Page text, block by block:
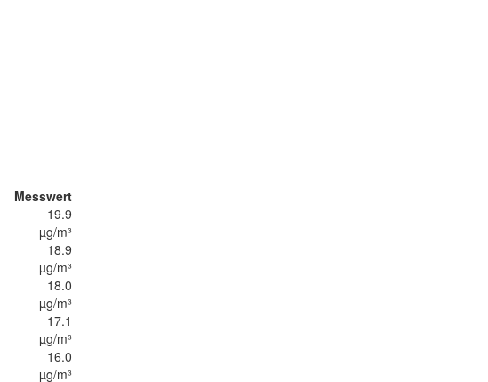
Messwert
19.9
µg/m³
18.9
µg/m³
18.0
µg/m³
17.1
µg/m³
16.0
µg/m³